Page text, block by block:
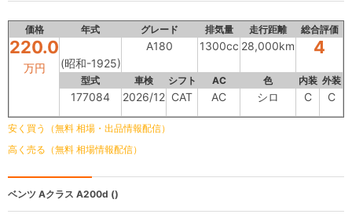
価格 年式 グレード 排気量 走行距離 総合評価
220.0
万円 (昭和-1925)
A180 1300cc 28,000km 4
型式 車検 シフト AC 色 内装 外装
177084 2026/12 CAT AC シロ C C
安く買う（無料 相場・出品情報配信）
高く売る（無料 相場情報配信）
ベンツ Aクラス A200d ()